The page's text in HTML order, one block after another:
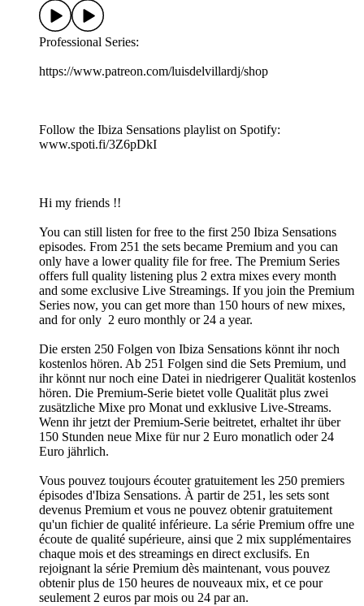
Professional Series:
https://www.patreon.com/luisdelvillardj/shop
Follow the Ibiza Sensations playlist on Spotify:
www.spoti.fi/3Z6pDkI
Hi my friends !!
You can still listen for free to the first 250 Ibiza Sensations
episodes. From 251 the sets became Premium and you can
only have a lower quality file for free. The Premium Series
offers full quality listening plus 2 extra mixes every month
and some exclusive Live Streamings. If you join the Premium
Series now, you can get more than 150 hours of new mixes,
and for only 2 euro monthly or 24 a year.
Die ersten 250 Folgen von Ibiza Sensations könnt ihr noch
kostenlos hören. Ab 251 Folgen sind die Sets Premium, und
ihr könnt nur noch eine Datei in niedrigerer Qualität kostenlos
hören. Die Premium-Serie bietet volle Qualität plus zwei
zusätzliche Mixe pro Monat und exklusive Live-Streams.
Wenn ihr jetzt der Premium-Serie beitretet, erhaltet ihr über
150 Stunden neue Mixe für nur 2 Euro monatlich oder 24
Euro jährlich.
Vous pouvez toujours écouter gratuitement les 250 premiers
épisodes d'Ibiza Sensations. À partir de 251, les sets sont
devenus Premium et vous ne pouvez obtenir gratuitement
qu'un fichier de qualité inférieure. La série Premium offre une
écoute de qualité supérieure, ainsi que 2 mix supplémentaires
chaque mois et des streamings en direct exclusifs. En
rejoignant la série Premium dès maintenant, vous pouvez
obtenir plus de 150 heures de nouveaux mix, et ce pour
seulement 2 euros par mois ou 24 par an.